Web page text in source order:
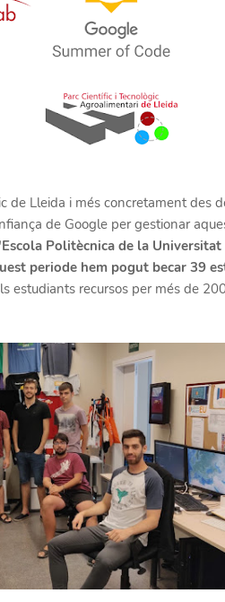
de Lleida i més concretament des
de Google per gestionar
Politècnica de la Universitat
periode hem pogut becar 39
estudiants recursos per més de